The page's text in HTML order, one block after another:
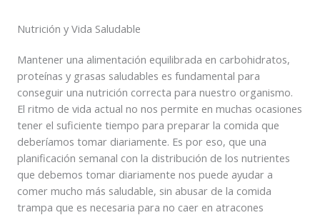
Nutrición y Vida Saludable
Mantener una alimentación equilibrada en carbohidratos,
proteínas y grasas saludables es fundamental para
conseguir una nutrición correcta para nuestro organismo.
El ritmo de vida actual no nos permite en muchas ocasiones
tener el suficiente tiempo para preparar la comida que
deberíamos tomar diariamente. Es por eso, que una
planificación semanal con la distribución de los nutrientes
que debemos tomar diariamente nos puede ayudar a
comer mucho más saludable, sin abusar de la comida
trampa que es necesaria para no caer en atracones